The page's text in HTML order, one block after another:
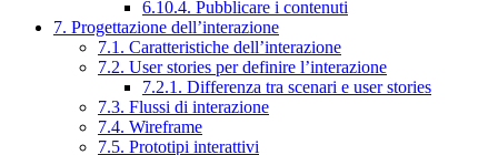
6.10.4. Pubblicare i contenuti
7. Progettazione dell’interazione
7.1. Caratteristiche dell’interazione
7.2. User stories per definire l’interazione
7.2.1. Differenza tra scenari e user stories
7.3. Flussi di interazione
7.4. Wireframe
7.5. Prototipi interattivi